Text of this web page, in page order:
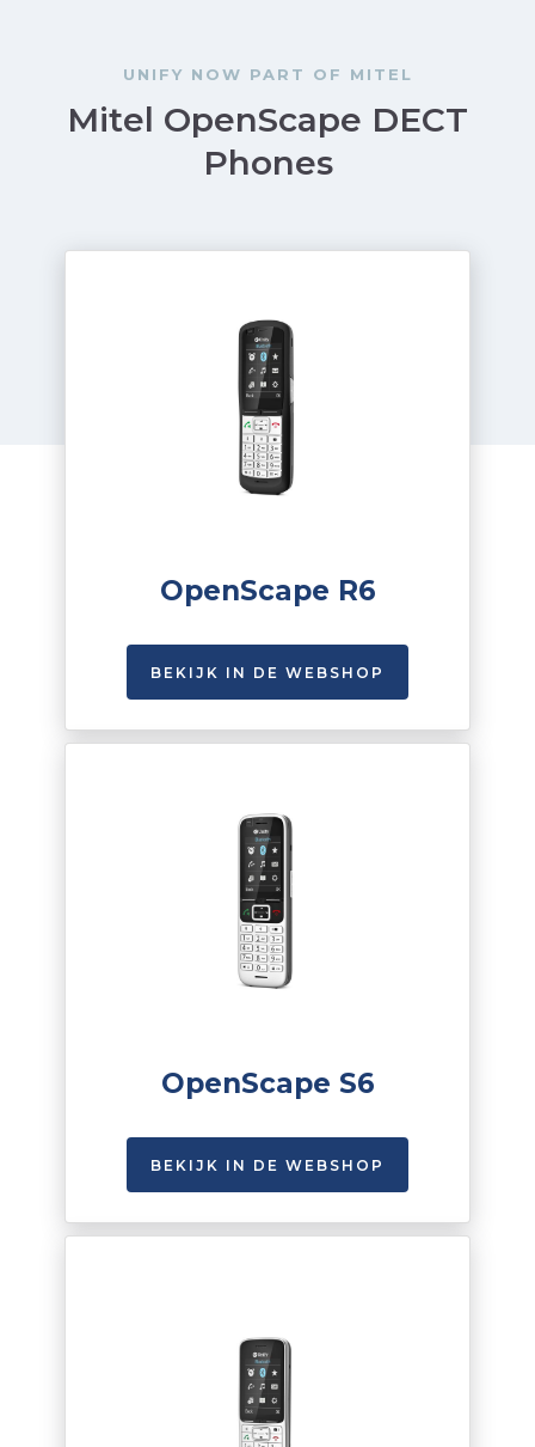
UNIFY NOW PART OF MITEL
Mitel OpenScape DECT
Phones
OpenScape R6
BEKIJK IN DE WEBSHOP
OpenScape S6
BEKIJK IN DE WEBSHOP